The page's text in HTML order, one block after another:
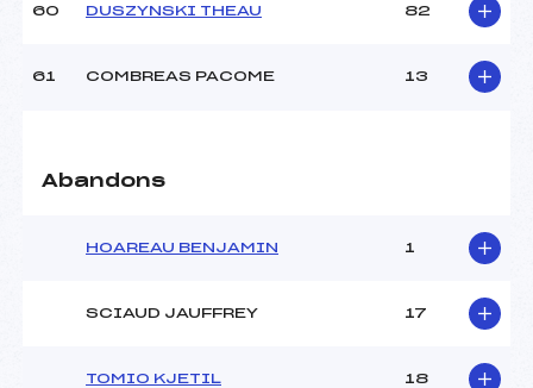
60 DUSZYNSKI THEAU 82
61 COMBREAS PACOME 13
Abandons
HOAREAU BENJAMIN 1
SCIAUD JAUFFREY 17
TOMIO KJETIL 18